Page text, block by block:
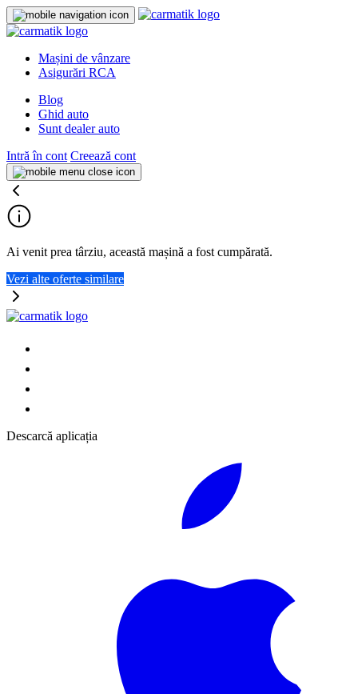
Mașini de vânzare
Asigurări RCA
Blog
Ghid auto
Sunt dealer auto
Intră în cont Creează cont
Ai venit prea târziu, această mașină a fost cumpărată.
Vezi alte oferte similare
Descarcă aplicația